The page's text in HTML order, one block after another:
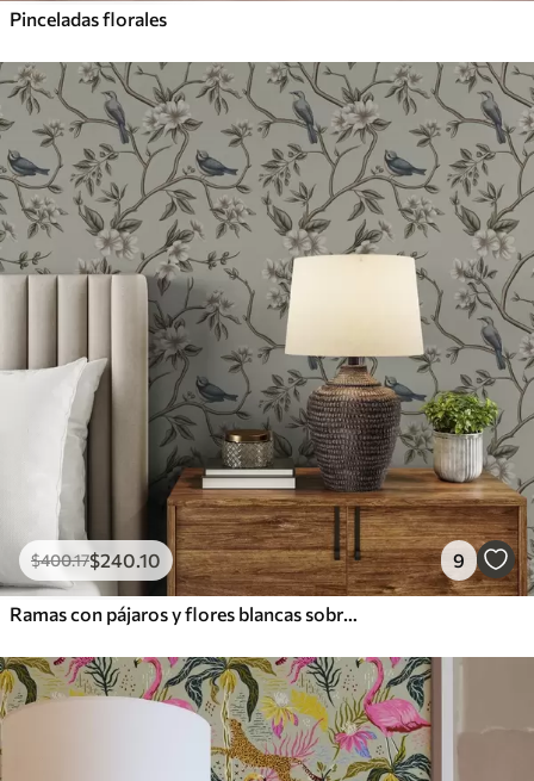
Pinceladas florales
$400.17$240.10 9
Ramas con pájaros y flores blancas sobre un fondo delicado